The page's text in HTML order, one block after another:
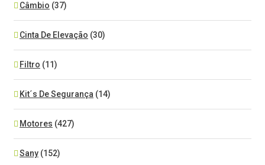
Câmbio (37)
Cinta De Elevação (30)
Filtro (11)
Kit´s De Segurança (14)
Motores (427)
Sany (152)